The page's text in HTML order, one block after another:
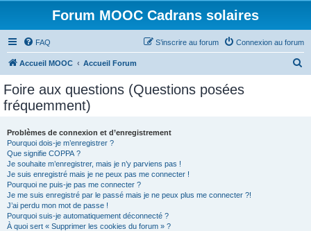
Forum MOOC Cadrans solaires
FAQ Connexion au forum
S’inscrire au forum
Accueil MOOC Accueil Forum
Foire aux questions (Questions posées
fréquemment)
Problèmes de connexion et d’enregistrement
Pourquoi dois-je m’enregistrer ?
Que signifie COPPA ?
Je souhaite m’enregistrer, mais je n’y parviens pas !
Je suis enregistré mais je ne peux pas me connecter !
Pourquoi ne puis-je pas me connecter ?
Je me suis enregistré par le passé mais je ne peux plus me connecter ?!
J’ai perdu mon mot de passe !
Pourquoi suis-je automatiquement déconnecté ?
À quoi sert « Supprimer les cookies du forum » ?